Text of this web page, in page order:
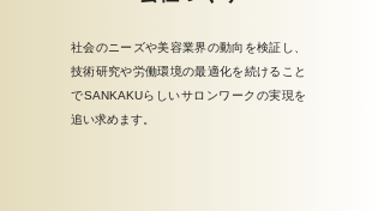
社会のニーズや美容業界の動向を検証し、
技術研究や労働環境の最適化を続けること
でSANKAKUらしいサロンワークの実現を
追い求めます。